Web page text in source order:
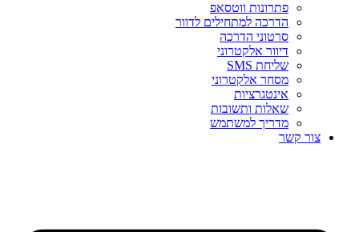
פתרונות ווטסאפ
הדרכה למתחילים לדוור
סרטוני הדרכה
דיוור אלקטרוני
שליחת SMS
מסחר אלקטרוני
אינטגרציות
שאלות ותשובות
מדריך למשתמש
צור קשר